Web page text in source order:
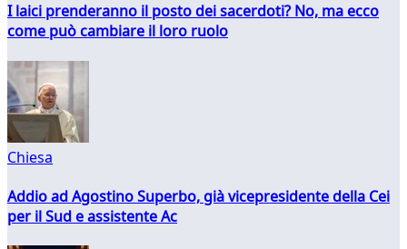
I laici prenderanno il posto dei sacerdoti? No, ma ecco
come può cambiare il loro ruolo
Chiesa
Addio ad Agostino Superbo, già vicepresidente della Cei
per il Sud e assistente Ac